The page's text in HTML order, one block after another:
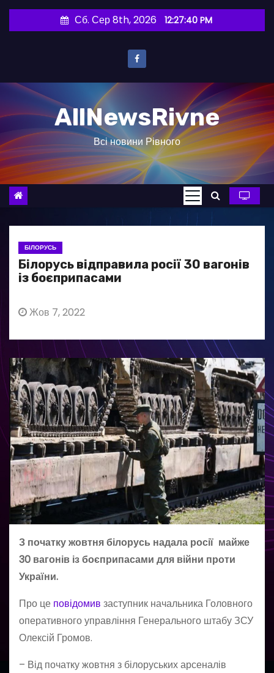
и
о
в
Сб. Сер 8th, 2026 12:27:41 PM
AllNewsRivne
Всі новини Рівного
БІЛОРУСЬ
Білорусь відправила росії 30 вагонів
із боєприпасами
Жов 7, 2022
З початку жовтня білорусь надала росії майже
30 вагонів із боєприпасами для війни проти
України.
Про це повідомив заступник начальника Головного
оперативного управління Генерального штабу ЗСУ
Олексій Громов.
– Від початку жовтня з білоруських арсеналів